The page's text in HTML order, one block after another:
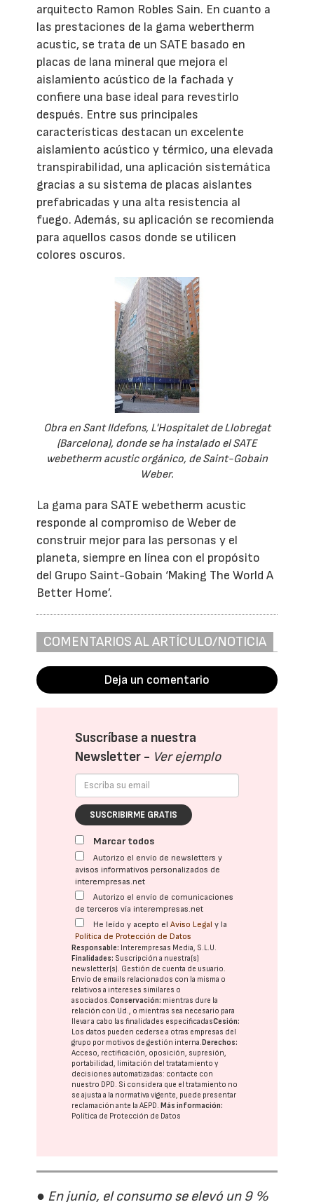
arquitecto Ramon Robles Sain. En cuanto a
las prestaciones de la gama webertherm
acustic, se trata de un SATE basado en
placas de lana mineral que mejora el
aislamiento acústico de la fachada y
confiere una base ideal para revestirlo
después. Entre sus principales
características destacan un excelente
aislamiento acústico y térmico, una elevada
transpirabilidad, una aplicación sistemática
gracias a su sistema de placas aislantes
prefabricadas y una alta resistencia al
fuego. Además, su aplicación se recomienda
para aquellos casos donde se utilicen
colores oscuros.
Obra en Sant Ildefons, L'Hospitalet de Llobregat
(Barcelona), donde se ha instalado el SATE
webetherm acustic orgánico, de Saint-Gobain
Weber.
La gama para SATE webetherm acustic
responde al compromiso de Weber de
construir mejor para las personas y el
planeta, siempre en línea con el propósito
del Grupo Saint-Gobain ‘Making The World A
Better Home’.
COMENTARIOS AL ARTÍCULO/NOTICIA
Deja un comentario
Suscríbase a nuestra
Newsletter - Ver ejemplo
SUSCRIBIRME GRATIS
Marcar todos
Autorizo el envío de newsletters y
avisos informativos personalizados de
interempresas.net
Autorizo el envío de comunicaciones
de terceros vía interempresas.net
He leído y acepto elAviso Legal y la
Política de Protección de Datos
Responsable: Interempresas Media, S.L.U.
Finalidades: Suscripción a nuestra(s)
newsletter(s). Gestión de cuenta de usuario.
Envío de emails relacionados con la misma o
relativos a intereses similares o
asociados.Conservación: mientras dure la
relación con Ud., o mientras sea necesario para
llevar a cabo las finalidades especificadasCesión:
Los datos pueden cederse a otras empresas del
grupo por motivos de gestión interna.Derechos:
Acceso, rectificación, oposición, supresión,
portabilidad, limitación del tratatamiento y
decisiones automatizadas: contacte con
nuestro DPD . Si considera que el tratamiento no
se ajusta a la normativa vigente, puede presentar
reclamación ante laAEPD .Más información:
Política de Protección de Datos
● En junio, el consumo se elevó un 9 %